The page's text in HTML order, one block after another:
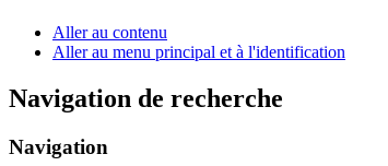
Aller au contenu
Aller au menu principal et à l'identification
Navigation de recherche
Navigation